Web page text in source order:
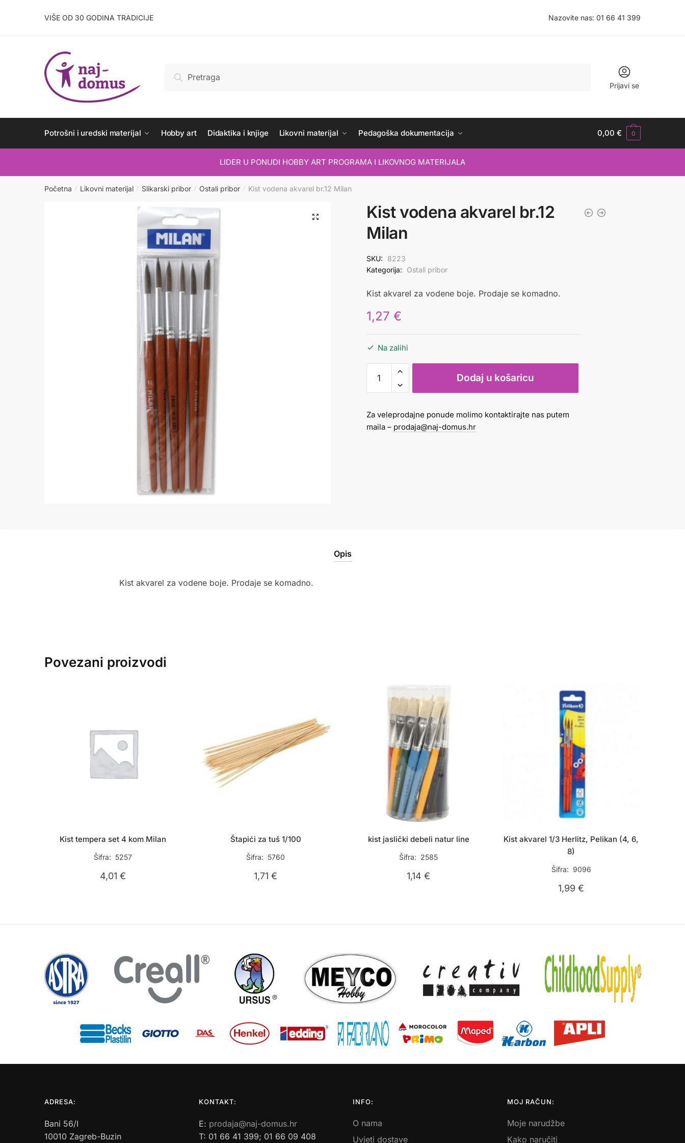
VIŠE OD 30 GODINA TRADICIJE Nazovite nas: 01 66 41 399
Pretraži
Prijavi se
Potrošni i uredski materijal Hobby art Didaktika i knjige Likovni materijal Pedagoška dokumentacija 0,00€ 0
LIDER U PONUDI HOBBY ART PROGRAMA I LIKOVNOG MATERIJALA
Početna / Likovni materijal / Slikarski pribor / Ostali pribor / Kist vodena akvarel br.12 Milan
Kist vodena akvarel br.12
Milan
SKU:
8223
Kategorija:
Ostali pribor
Kist akvarel za vodene boje. Prodaje se komadno.
1,27 €
Na zalihi
vodena
akvarel
Milan
količina
Dodaj u košaricu
Za veleprodajne ponude molimo kontaktirajte nas putem
maila – prodaja@naj-domus.hr
Opis
Kist akvarel za vodene boje. Prodaje se komadno.
Povezani proizvodi
Kist tempera set 4 kom Milan
Šifra: 5257
4,01€
Štapići za tuš 1/100
Šifra: 5760
1,71€
kist jaslički debeli natur line
Šifra: 2585
1,14€
Kist akvarel 1/3 Herlitz, Pelikan (4, 6,
8)
Šifra: 9096
1,99€
ADRESA:
Bani 56/I
10010 Zagreb-Buzin
KONTAKT:
E: prodaja@naj-domus.hr
T: 01 66 41 399; 01 66 09 408
INFO:
O nama
Uvjeti dostave
MOJ RAČUN:
Moje narudžbe
Kako naručiti